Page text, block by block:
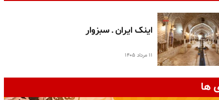
اینک ایران ـ سبزوار
۱۱ مرداد ۱۴۰۵
ها